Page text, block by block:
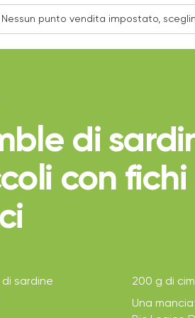
di
con fichi
sardine
200 g di
Una